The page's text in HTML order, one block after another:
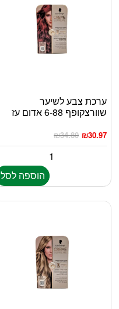
ערכת צבע לשיער
שוורצקופף 6-88 אדום עז
₪34.80 ₪30.97
הוספה לסל